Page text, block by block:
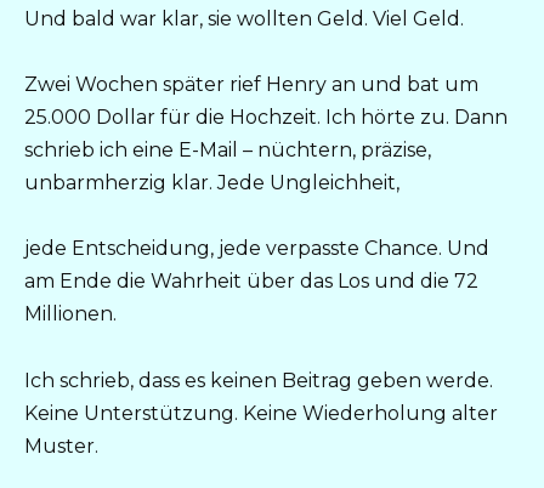
Und bald war klar, sie wollten Geld. Viel Geld.
Zwei Wochen später rief Henry an und bat um
25.000 Dollar für die Hochzeit. Ich hörte zu. Dann
schrieb ich eine E-Mail – nüchtern, präzise,
unbarmherzig klar. Jede Ungleichheit,
jede Entscheidung, jede verpasste Chance. Und
am Ende die Wahrheit über das Los und die 72
Millionen.
Ich schrieb, dass es keinen Beitrag geben werde.
Keine Unterstützung. Keine Wiederholung alter
Muster.